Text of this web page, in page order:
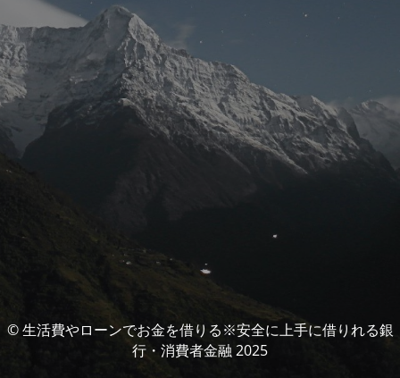
© 生活費やローンでお金を借りる※安全に上手に借りれる銀
行・消費者金融 2025